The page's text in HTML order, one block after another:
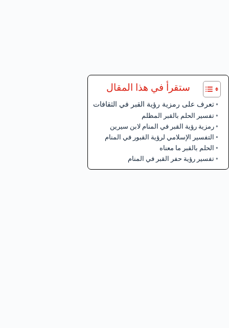
ستقرأ في هذا المقال
تعرف على رمزية رؤية القبر في الثقافات
تفسير الحلم بالقبر المظلم
رمزية رؤية القبر في المنام لابن سيرين
التفسير الإسلامي لرؤية القبور في المنام
الحلم بالقبر ما معناه
تفسير رؤية حفر القبر في المنام